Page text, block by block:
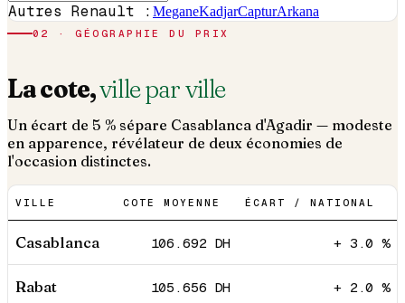
Autres Renault : MeganeKadjarCapturArkana
02 · GÉOGRAPHIE DU PRIX
La cote,ville par ville
Un écart de 5 % sépare Casablanca d'Agadir — modeste
en apparence, révélateur de deux économies de
l'occasion distinctes.
VILLE COTE MOYENNE ÉCART / NATIONAL
Casablanca 106.692 DH + 3.0 %
Rabat 105.656 DH + 2.0 %